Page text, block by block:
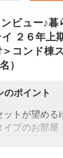
認画面」で
申込がお得
す
前までにお申
とり様１，５
ビュー♪暮
２６年上
コンド棟
）
のポイント
トが望める
イプのお部屋